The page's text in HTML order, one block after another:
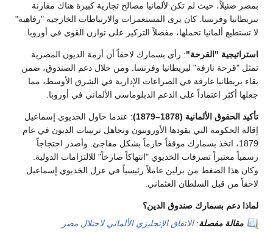
بمصر ضئيلاً، حيث لم تكن لألمانيا مصالح تجارية كبيرة هناك مقارنة
ببريطانيا وفرنسا. كان يرى المستعمرات والارتباطات الخارجية "رفاهية"
لا تستطيع ألمانيا تحملها، مفضلاً التركيز على توازن القوى في أوروبا.
​استراتيجية "القرحة": رأى بسمارك لاحقاً أن أزمة الديون المصرية
تمثل "قرحة نازفة" لبريطانيا وفرنسا. ومن خلال دعم الصندوق، ضمن
بقاء بريطانيا غارقة في الصراعات الإدارية في الشرق الأوسط، مما
جعلها أكثر اعتماداً على الدعم الدبلوماسي الألماني في أوروبا.
​تأكيد الحقوق الألمانية (1878–1879)
: عندما حاول الخديوي إسماعيل
إقالة الحكومة التي يقودها الأوروبيون وتجاهل ترتيبات الديون في عام
1879، اتخذ بسمارك موقفاً حازماً بشكل مفاجئ. وأصدر احتجاجاً
رسمياً معتبراً تصرفات الخديوي "انتهاكاً صارخاً" للالتزامات الدولية.
وكان هذا الضغط من برلين عاملاً رئيسياً في عزل الخديوي إسماعيل
لاحقاً من قبل السلطان العثماني.
لماذا دعم بسمارك صندوق الدين؟
مقالة مفصلة:الاتفاق الإنجليزي الألماني لاحتلال مصر